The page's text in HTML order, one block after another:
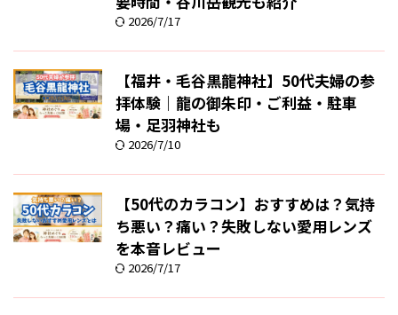
2026/7/17
【福井・毛谷黒龍神社】50代夫婦の参
拝体験｜龍の御朱印・ご利益・駐車
場・足羽神社も
2026/7/10
【50代のカラコン】おすすめは？気持
ち悪い？痛い？失敗しない愛用レンズ
を本音レビュー
2026/7/17